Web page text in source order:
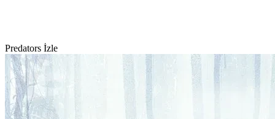
Predators İzle